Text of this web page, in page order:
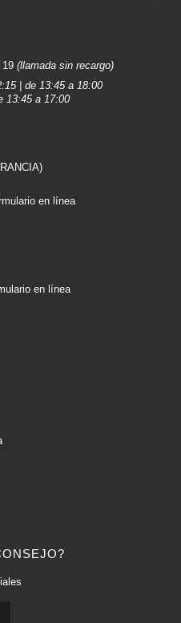
19 (llamada sin recargo)
| de 13:45 a 18:00
13:45 a 17:00
en línea
en línea